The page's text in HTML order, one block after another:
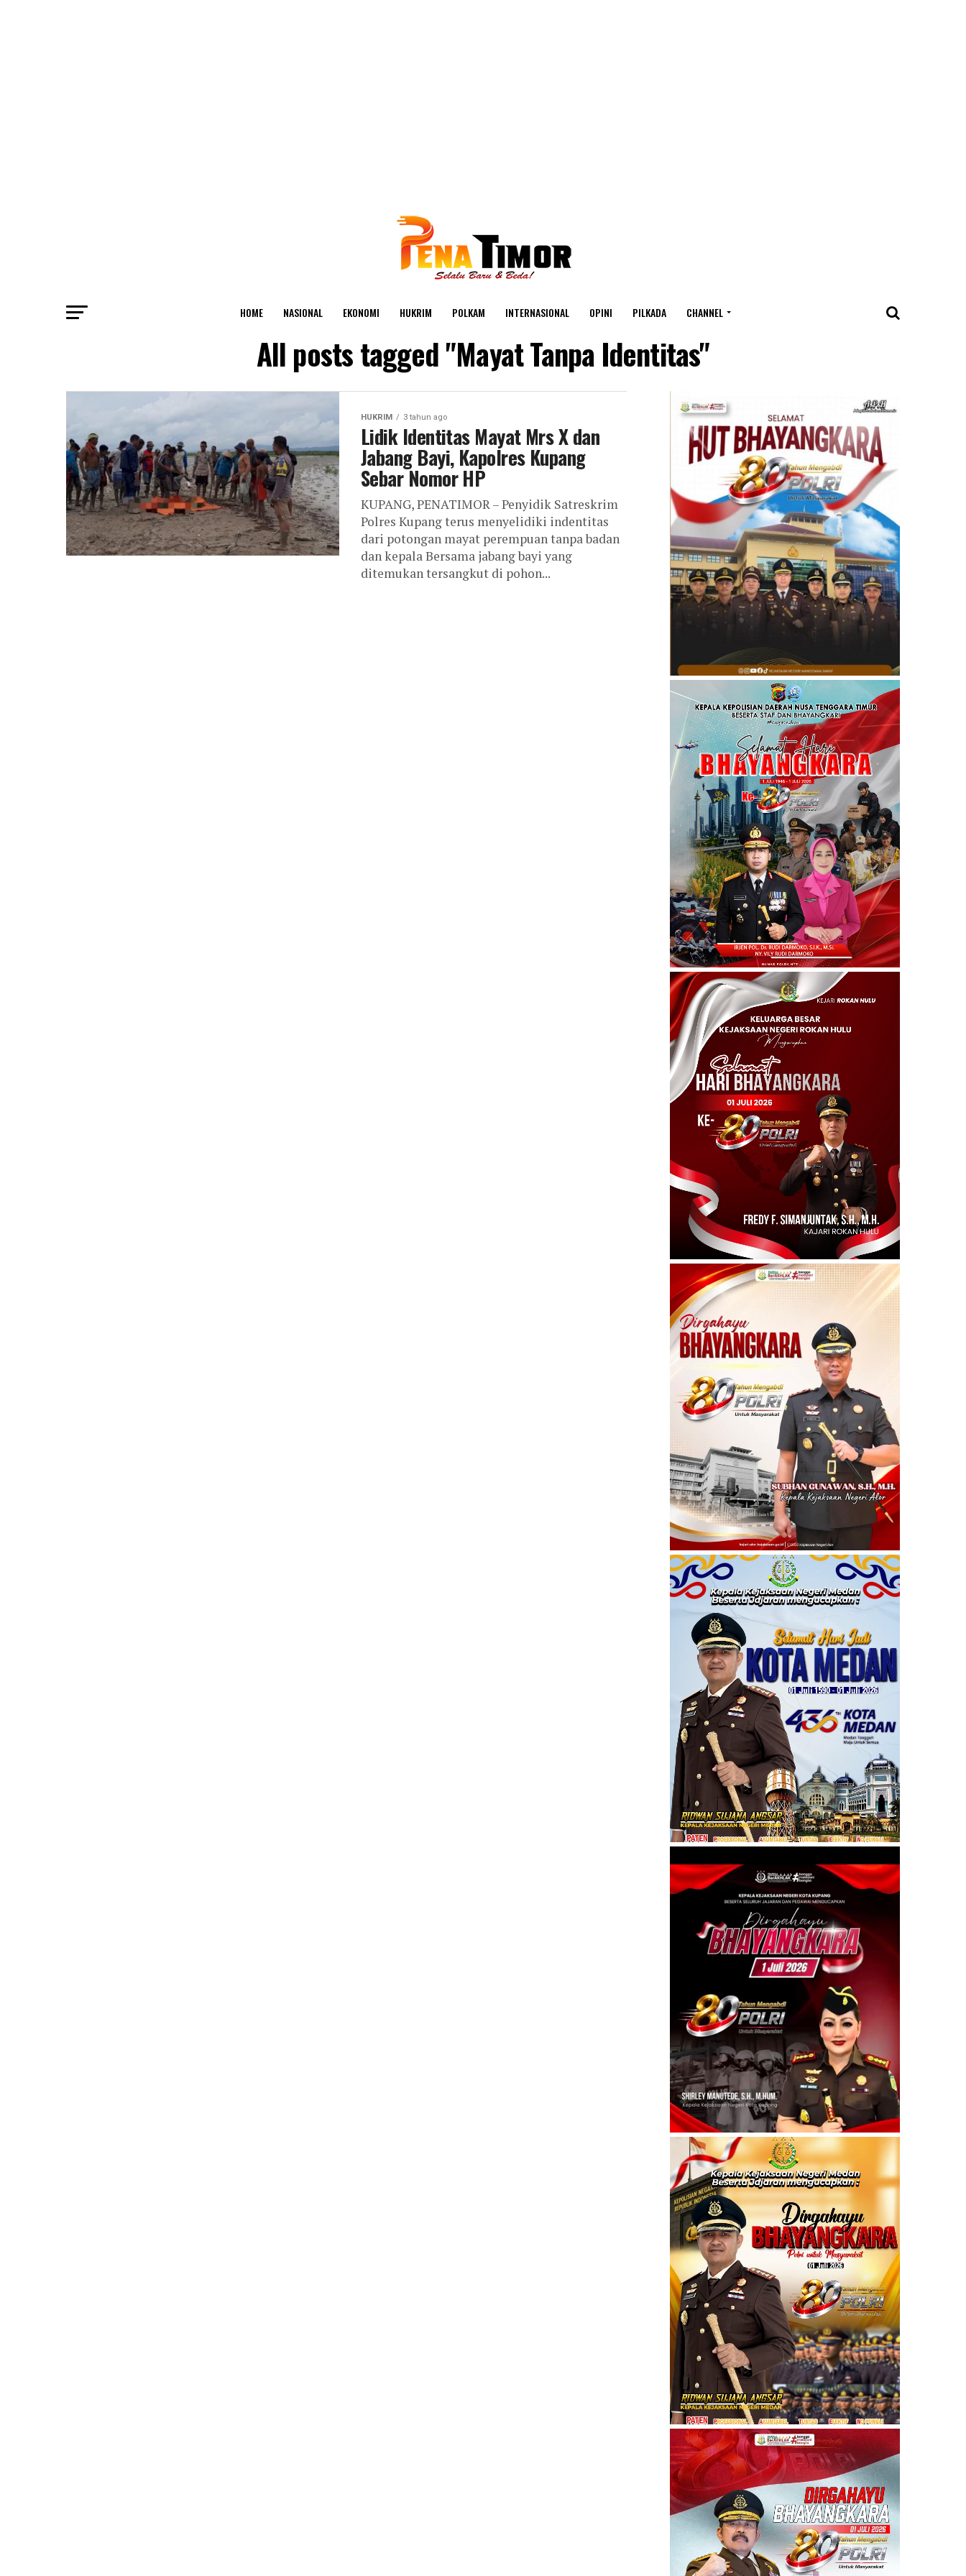
HOME NASIONAL EKONOMI HUKRIM POLKAM INTERNASIONAL OPINI PILKADA CHANNEL
All posts tagged "Mayat Tanpa Identitas"
HUKRIM 3 tahun ago
Lidik Identitas Mayat Mrs X dan
Jabang Bayi, Kapolres Kupang
Sebar Nomor HP
KUPANG, PENATIMOR – Penyidik Satreskrim
Polres Kupang terus menyelidiki indentitas
dari potongan mayat perempuan tanpa badan
dan kepala Bersama jabang bayi yang
ditemukan tersangkut di pohon...